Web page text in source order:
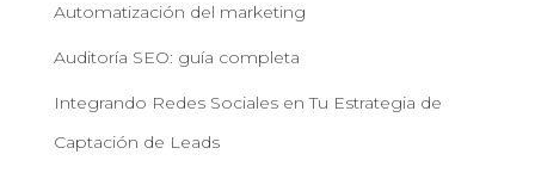
Automatización del marketing
Auditoría SEO: guía completa
Integrando Redes Sociales en Tu Estrategia de
Captación de Leads